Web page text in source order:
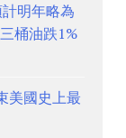
明年略為
桶油跌1%
美國史上最